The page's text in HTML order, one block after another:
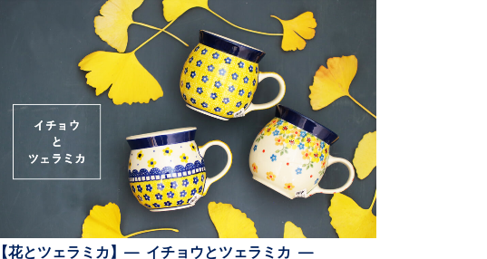
【花とツェラミカ】— イチョウとツェラミカ —